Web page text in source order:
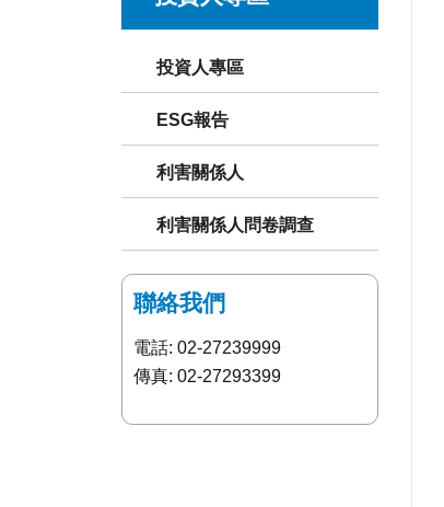
投資人專區
ESG報告
利害關係人
利害關係人問卷調查
聯絡我們
電話: 02-27239999
傳真: 02-27293399